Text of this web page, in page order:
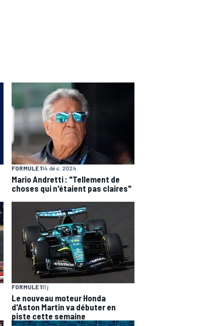
FORMULE 114 déc. 2024
Mario Andretti : "Tellement de
choses qui n'étaient pas claires"
FORMULE 111 j
Le nouveau moteur Honda
d'Aston Martin va débuter en
piste cette semaine